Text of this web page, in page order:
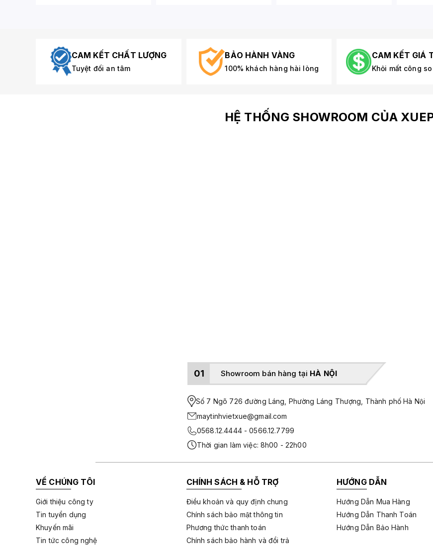
CAM KẾT CHẤT LƯỢNG
Tuyệt đối an tâm
BẢO HÀNH VÀNG
100% khách hàng hài lòng
CAM KẾT GIÁ
Khỏi mất công
HỆ THỐNG SHOWROOM CỦA
01 Showroom bán hàng tại HÀ NỘI
Số 7 Ngõ 726 đường Láng, Phường Láng Thượng, Thành phố Hà Nội
maytinhvietxue@gmail.com
0568.12.4444 - 0566.12.7799
Thời gian làm việc: 8h00 - 22h00
VỀ CHÚNG TÔI
Giới thiệu công ty
Tin tuyển dụng
Khuyến mãi
Tin tức công nghệ
CHÍNH SÁCH & HỖ TRỢ
Điều khoản và quy định chung
Chính sách bảo mật thông tin
Phương thức thanh toán
Chính sách bảo hành và đổi trả
HƯỚNG DẪN
Hướng Dẫn Mua Hàng
Hướng Dẫn Thanh Toán
Hướng Dẫn Bảo Hành